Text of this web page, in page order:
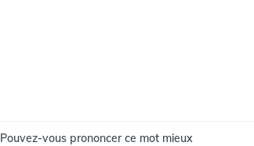
Pouvez-vous prononcer ce mot mieux